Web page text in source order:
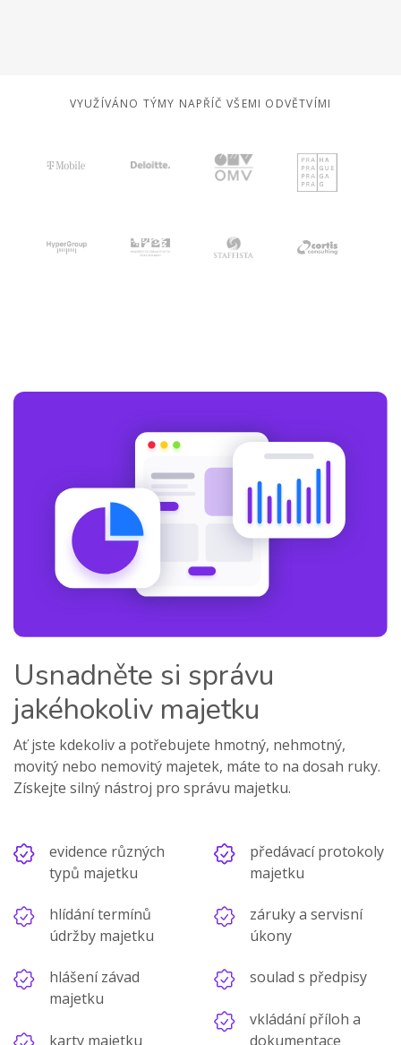
VYUŽÍVÁNO TÝMY NAPŘÍČ VŠEMI ODVĚTVÍMI
Usnadněte si správu
jakéhokoliv majetku
Ať jste kdekoliv a potřebujete hmotný, nehmotný,
movitý nebo nemovitý majetek, máte to na dosah ruky.
Získejte silný nástroj pro správu majetku.
evidence různých
typů majetku
hlídání termínů
údržby majetku
hlášení závad
majetku
karty majetku
předávací protokoly
majetku
záruky a servisní
úkony
soulad s předpisy
vkládání příloh a
dokumentace